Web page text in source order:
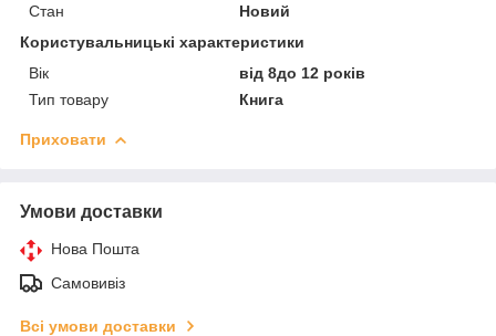
Стан
Новий
Користувальницькі характеристики
Вік
від 8до 12 років
Тип товару
Книга
Приховати
Умови доставки
Нова Пошта
Самовивіз
Всі умови доставки